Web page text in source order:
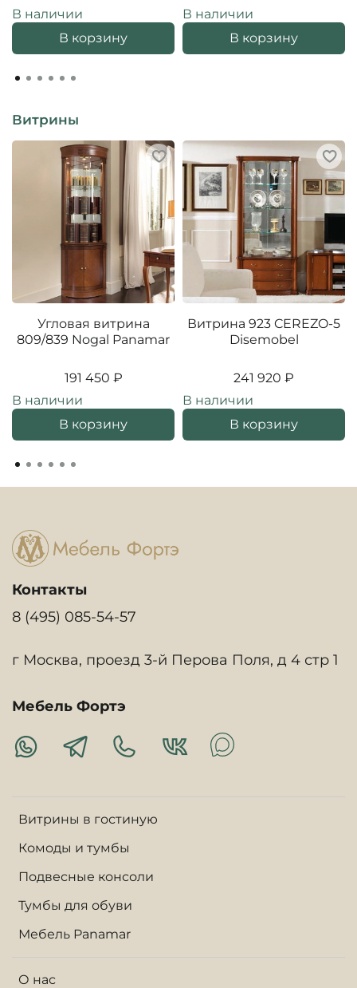
В наличии
В корзину
В наличии
В корзину
Витрины
Угловая витрина
809/839 Nogal Panamar
191 450 ₽
В наличии
В корзину
Витрина 923 CEREZO-5
Disemobel
241 920 ₽
В наличии
В корзину
Витрины в гостиную
Комоды и тумбы
Подвесные консоли
Тумбы для обуви
Мебель Panamar
О нас
Контакты
8 (495) 085-54-57
г Москва, проезд 3-й Перова Поля, д 4 стр 1
Мебель Фортэ